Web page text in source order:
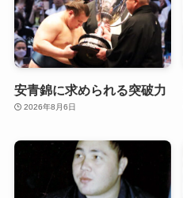
安青錦に求められる突破力
2026年8月6日